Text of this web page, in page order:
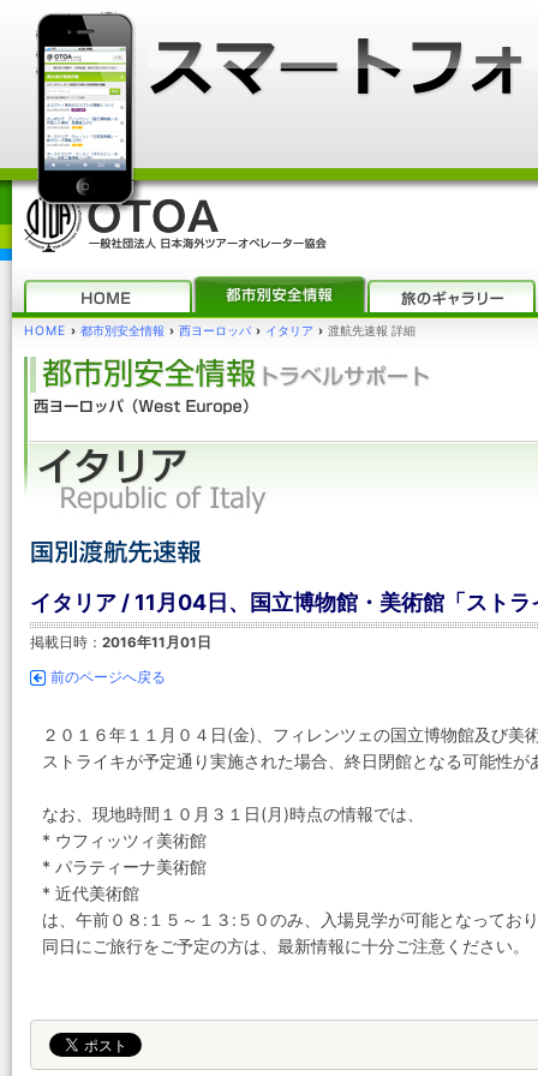
HOME › 都市別安全情報 › 西ヨーロッパ › イタリア › 渡航先速報 詳細
イタリア / 11月04日、国立博物館・美術館「ストラ
掲載日時： 2016年11月01日
前のページへ戻る
２０１６年１１月０４日(金)、フィレンツェの国立博物館及び美
ストライキが予定通り実施された場合、終日閉館となる可能性が
なお、現地時間１０月３１日(月)時点の情報では、
* ウフィッツィ美術館
* パラティーナ美術館
* 近代美術館
は、午前０８:１５～１３:５０のみ、入場見学が可能となってお
同日にご旅行をご予定の方は、最新情報に十分ご注意ください。